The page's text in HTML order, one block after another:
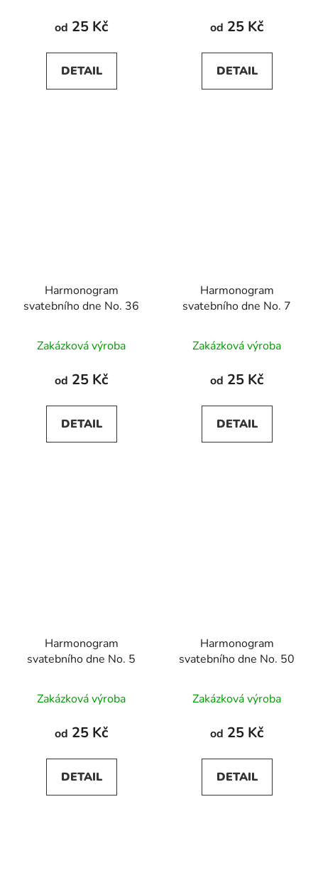
od 25 Kč
DETAIL
od 25 Kč
DETAIL
Harmonogram
svatebního dne No. 36
Zakázková výroba
od 25 Kč
DETAIL
Harmonogram
svatebního dne No. 7
Zakázková výroba
od 25 Kč
DETAIL
Harmonogram
svatebního dne No. 5
Zakázková výroba
od 25 Kč
DETAIL
Harmonogram
svatebního dne No. 50
Zakázková výroba
od 25 Kč
DETAIL